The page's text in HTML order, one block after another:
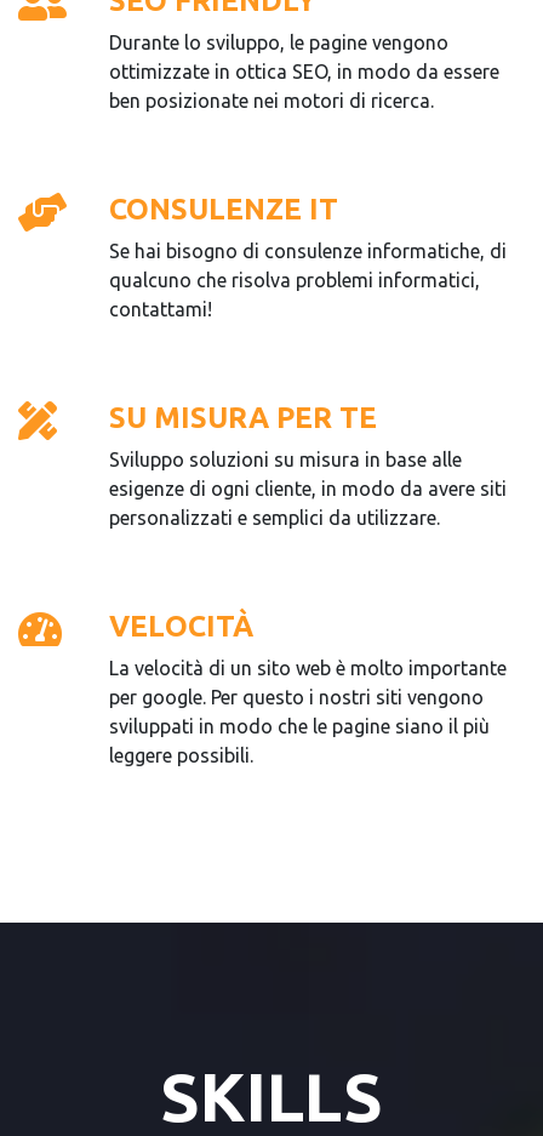
Durante lo sviluppo, le pagine vengono
ottimizzate in ottica SEO, in modo da essere
ben posizionate nei motori di ricerca.
CONSULENZE IT
Se hai bisogno di consulenze informatiche, di
qualcuno che risolva problemi informatici,
contattami!
SU MISURA PER TE
Sviluppo soluzioni su misura in base alle
esigenze di ogni cliente, in modo da avere siti
personalizzati e semplici da utilizzare.
VELOCITÀ
La velocità di un sito web è molto importante
per google. Per questo i nostri siti vengono
sviluppati in modo che le pagine siano il più
leggere possibili.
SKILLS